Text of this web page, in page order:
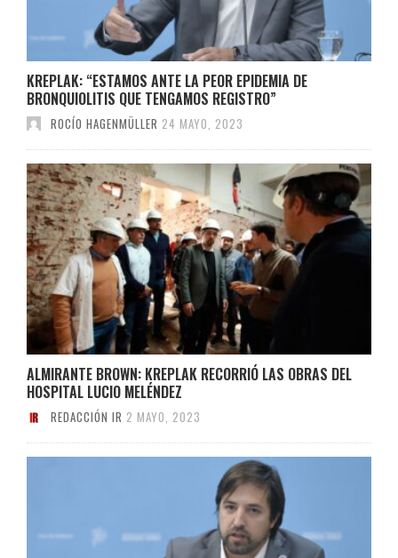
KREPLAK: “ESTAMOS ANTE LA PEOR EPIDEMIA DE
BRONQUIOLITIS QUE TENGAMOS REGISTRO”
ROCÍO HAGENMÜLLER 24 MAYO, 2023
ALMIRANTE BROWN: KREPLAK RECORRIÓ LAS OBRAS DEL
HOSPITAL LUCIO MELÉNDEZ
REDACCIÓN IR 2 MAYO, 2023